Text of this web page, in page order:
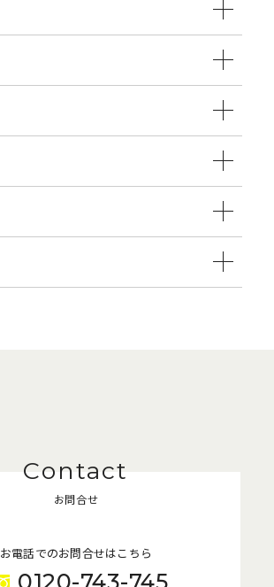
お問合せ
お電話でのお問合せはこちら
0120-743-745